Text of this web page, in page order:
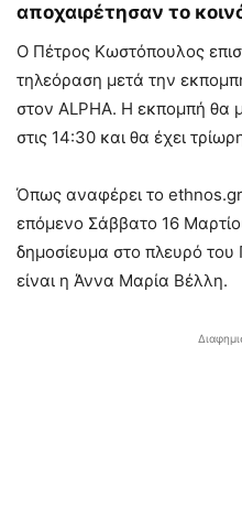
αποχαιρέτησαν το
Ο Πέτρος Κωστόπουλος
τηλεόραση μετά την
στον ALPHA. Η εκπομπή θα
στις 14:30 και θα έχει
Όπως αναφέρει το ethnos.gr
επόμενο Σάββατο 16
δημοσίευμα στο πλευρό
είναι η Άννα Μαρία Βέλλη.